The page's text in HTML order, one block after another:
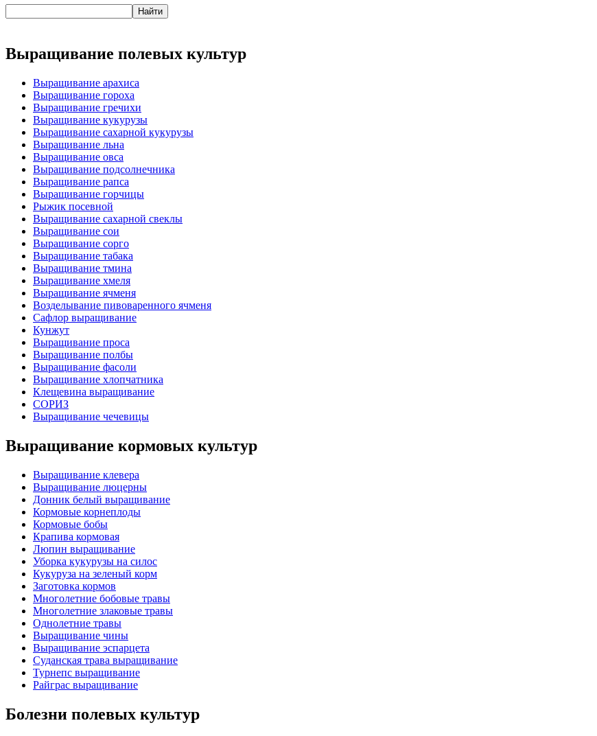
Выращивание полевых культур
Выращивание арахиса
Выращивание гороха
Выращивание гречихи
Выращивание кукурузы
Выращивание сахарной кукурузы
Выращивание льна
Выращивание овса
Выращивание подсолнечника
Выращивание рапса
Выращивание горчицы
Рыжик посевной
Выращивание сахарной свеклы
Выращивание сои
Выращивание сорго
Выращивание табака
Выращивание тмина
Выращивание хмеля
Выращивание ячменя
Возделывание пивоваренного ячменя
Сафлор выращивание
Кунжут
Выращивание проса
Выращивание полбы
Выращивание фасоли
Выращивание хлопчатника
Клещевина выращивание
СОРИЗ
Выращивание чечевицы
Выращивание кормовых культур
Выращивание клевера
Выращивание люцерны
Донник белый выращивание
Кормовые корнеплоды
Кормовые бобы
Крапива кормовая
Люпин выращивание
Уборка кукурузы на силос
Кукуруза на зеленый корм
Заготовка кормов
Многолетние бобовые травы
Многолетние злаковые травы
Однолетние травы
Выращивание чины
Выращивание эспарцета
Суданская трава выращивание
Турнепс выращивание
Райграс выращивание
Болезни полевых культур